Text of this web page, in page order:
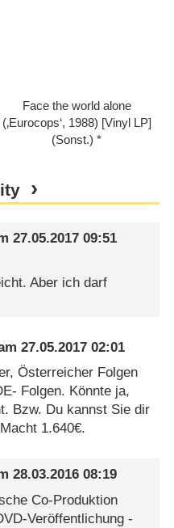
Face the world alone
(‚Eurocops‘, 1988) [Vinyl LP]
(Sonst.)
27.05.2017 09:51
Aber ich darf
27.05.2017 02:01
Österreicher Folgen
Folgen. Könnte ja,
Bzw. Du kannst Sie dir
1.640€.
28.03.2016 08:19
Co-Produktion
Veröffentlichung -